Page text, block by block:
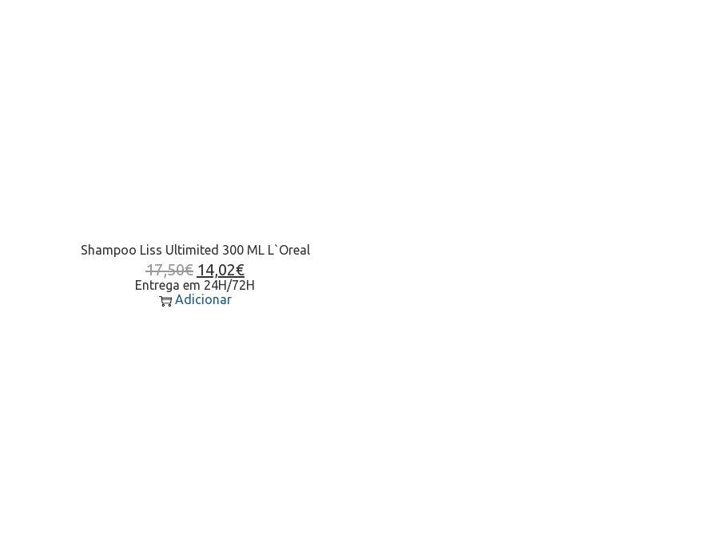
Shampoo Liss Ultimited 300 ML L`Oreal
17,50€ 14,02€
Entrega em 24H/72H
Adicionar